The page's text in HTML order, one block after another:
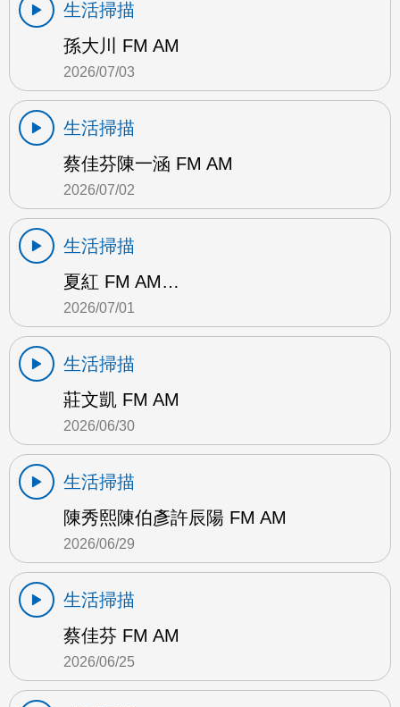
生活掃描
孫大川 FM AM
2026/07/03
生活掃描
蔡佳芬陳一涵 FM AM
2026/07/02
生活掃描
夏紅 FM AM…
2026/07/01
生活掃描
莊文凱 FM AM
2026/06/30
生活掃描
陳秀熙陳伯彥許辰陽 FM AM
2026/06/29
生活掃描
蔡佳芬 FM AM
2026/06/25